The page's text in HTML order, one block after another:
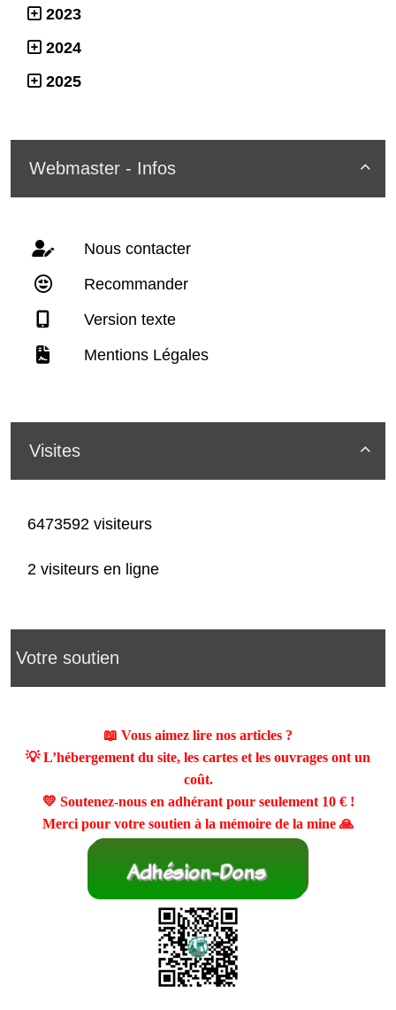
2023
2024
2025

Webmaster - Infos
Nous contacter
Recommander
Version texte
Mentions Légales

Visites
6473592 visiteurs
2 visiteurs en ligne
Votre soutien
📖 Vous aimez lire nos articles ?
💡 L’hébergement du site, les cartes et les ouvrages ont un
coût.
💛 Soutenez-nous en adhérant pour seulement 10 €!
Merci pour votre soutien à la mémoire de la mine 🙏